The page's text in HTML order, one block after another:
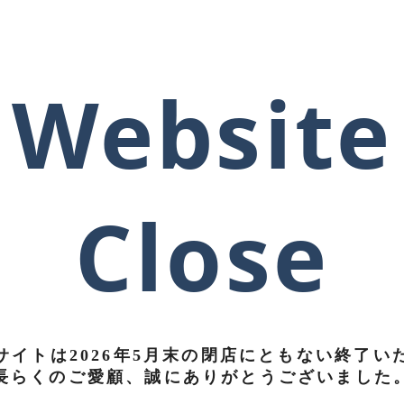
Website
Close
イトは2026年5月末の閉店にともない終了 い
らくのご愛顧、誠にありがとうございました。